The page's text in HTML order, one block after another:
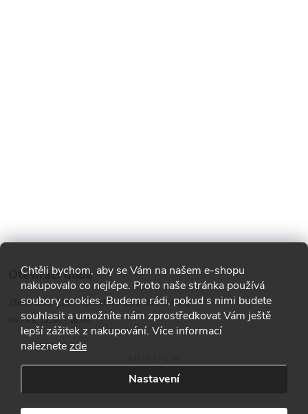
Chtěli bychom, aby se Vám na našem e-shopu
nakupovalo co nejlépe. Proto naše stránka používá
soubory cookies. Budeme rádi, pokud s nimi budete
souhlasit a umožníte nám zprostředkovat Vám ještě
lepší zážitek z nakupování. Více informací
naleznetezde
Nastavení
Otevírací doba
Zborovská 1287, Smíchov, 150 00 Praha 5
Po - Pá: 12:00 - 18:00